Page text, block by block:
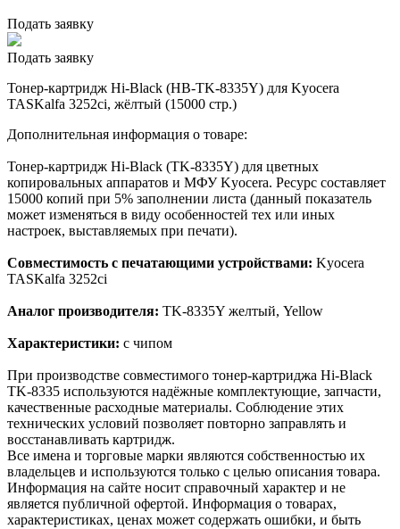
Подать заявку
Подать заявку
Тонер-картридж Hi-Black (HB-TK-8335Y) для Kyocera
TASKalfa 3252ci, жёлтый (15000 стр.)
Дополнительная информация о товаре:
Тонер-картридж Hi-Black (TK-8335Y) для цветных
копировальных аппаратов и МФУ Kyocera. Ресурс составляет
15000 копий при 5% заполнении листа (данный показатель
может изменяться в виду особенностей тех или иных
настроек, выставляемых при печати).
Совместимость с печатающими устройствами: Kyocera
TASKalfa 3252ci
Аналог производителя: TK-8335Y желтый, Yellow
Характеристики: с чипом
При производстве совместимого тонер-картриджа Hi-Black
TK-8335 используются надёжные комплектующие, запчасти,
качественные расходные материалы. Соблюдение этих
технических условий позволяет повторно заправлять и
восстанавливать картридж.
Все имена и торговые марки являются собственностью их
владельцев и используются только с целью описания товара.
Информация на сайте носит справочный характер и не
является публичной офертой. Информация о товарах,
характеристиках, ценах может содержать ошибки, и быть